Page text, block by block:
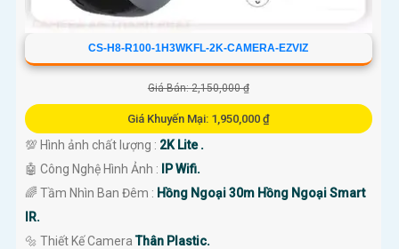
CS-H8-R100-1H3WKFL-2K-CAMERA-EZVIZ
Giá Bán: 2,150,000 ₫
Giá Khuyến Mại: 1,950,000 ₫
💯 Hình ảnh chất lượng : 2K Lite .
🤖️ Công Nghệ Hình Ảnh : IP Wifi.
🌈 Tầm Nhìn Ban Đêm : Hồng Ngoại 30m Hồng Ngoại Smart
IR.
🔩 Thiết Kế CameraThân Plastic.